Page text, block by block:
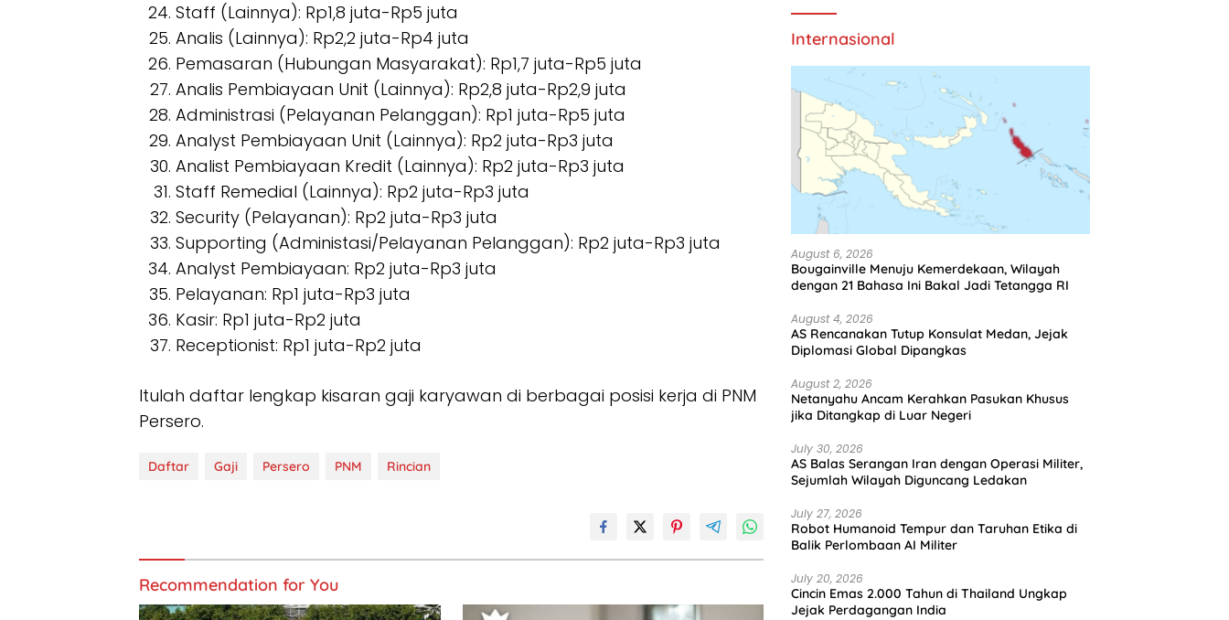
Staff (Lainnya): Rp1,8 juta-Rp5 juta
Analis (Lainnya): Rp2,2 juta-Rp4 juta
Pemasaran (Hubungan Masyarakat): Rp1,7 juta-Rp5 juta
Analis Pembiayaan Unit (Lainnya): Rp2,8 juta-Rp2,9 juta
Administrasi (Pelayanan Pelanggan): Rp1 juta-Rp5 juta
Analyst Pembiayaan Unit (Lainnya): Rp2 juta-Rp3 juta
Analist Pembiayaan Kredit (Lainnya): Rp2 juta-Rp3 juta
Staff Remedial (Lainnya): Rp2 juta-Rp3 juta
Security (Pelayanan): Rp2 juta-Rp3 juta
Supporting (Administasi/Pelayanan Pelanggan): Rp2 juta-Rp3 juta
Analyst Pembiayaan: Rp2 juta-Rp3 juta
Pelayanan: Rp1 juta-Rp3 juta
Kasir: Rp1 juta-Rp2 juta
Receptionist: Rp1 juta-Rp2 juta
Itulah daftar lengkap kisaran gaji karyawan di berbagai posisi kerja di PNM
Persero.
Daftar Gaji Persero PNM Rincian
Recommendation for You
Internasional
August 6, 2026
Bougainville Menuju Kemerdekaan, Wilayah
dengan 21 Bahasa Ini Bakal Jadi Tetangga RI
August 4, 2026
AS Rencanakan Tutup Konsulat Medan, Jejak
Diplomasi Global Dipangkas
August 2, 2026
Netanyahu Ancam Kerahkan Pasukan Khusus
jika Ditangkap di Luar Negeri
July 30, 2026
AS Balas Serangan Iran dengan Operasi Militer,
Sejumlah Wilayah Diguncang Ledakan
July 27, 2026
Robot Humanoid Tempur dan Taruhan Etika di
Balik Perlombaan AI Militer
July 20, 2026
Cincin Emas 2.000 Tahun di Thailand Ungkap
Jejak Perdagangan India